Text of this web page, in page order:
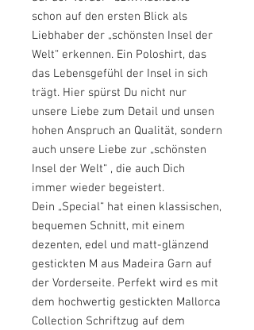
schon auf den ersten Blick als
Liebhaber der „schönsten Insel der
Welt“ erkennen. Ein Poloshirt, das
das Lebensgefühl der Insel in sich
trägt. Hier spürst Du nicht nur
unsere Liebe zum Detail und unsen
hohen Anspruch an Qualität, sondern
auch unsere Liebe zur „schönsten
Insel der Welt“ , die auch Dich
immer wieder begeistert.
Dein „Special“ hat einen klassischen,
bequemen Schnitt, mit einem
dezenten, edel und matt-glänzend
gestickten M aus Madeira Garn auf
der Vorderseite. Perfekt wird es mit
dem hochwertig gestickten Mallorca
Collection Schriftzug auf dem